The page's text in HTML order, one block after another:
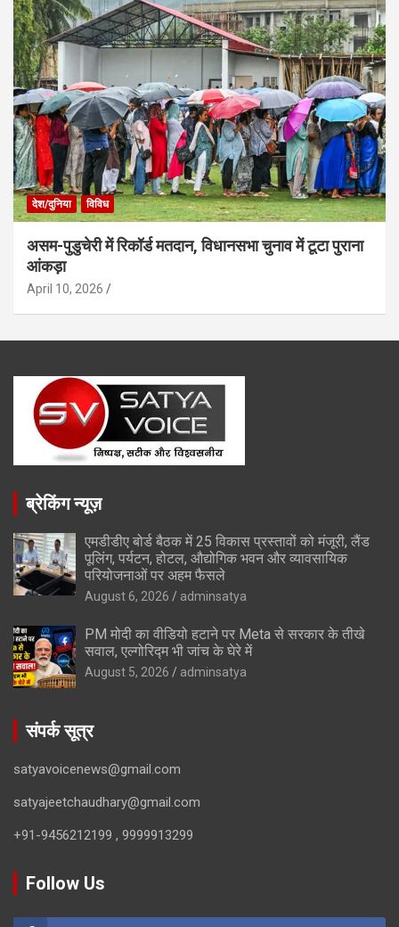
देश/दुनिया विविध
असम-पुडुचेरी में रिकॉर्ड मतदान, विधानसभा चुनाव में टूटा पुराना
आंकड़ा
April 10, 2026
ब्रेकिंग न्यूज़
एमडीडीए बोर्ड बैठक में 25 विकास प्रस्तावों को मंजूरी, लैंड
पूलिंग, पर्यटन, होटल, औद्योगिक भवन और व्यावसायिक
परियोजनाओं पर अहम फैसले
August 6, 2026 adminsatya
PM मोदी का वीडियो हटाने पर Meta से सरकार के तीखे
सवाल, एल्गोरिद्म भी जांच के घेरे में
August 5, 2026 adminsatya
संपर्क सूत्र
satyavoicenews@gmail.com
satyajeetchaudhary@gmail.com
+91-9456212199 , 9999913299
Follow Us